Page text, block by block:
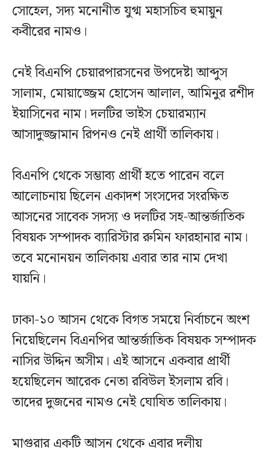
সোহেল, সদ্য মনোনীত যুগ্ম মহাসচিব হুমায়ুন
কবীরের নামও।
নেই বিএনপি চেয়ারপারসনের উপদেষ্টা আব্দুস
সালাম, মোয়াজ্জেম হোসেন আলাল, আমিনুর রশীদ
ইয়াসিনের নাম। দলটির ভাইস চেয়ারম্যান
আসাদুজ্জামান রিপনও নেই প্রার্থী তালিকায়।
বিএনপি থেকে সম্ভাব্য প্রার্থী হতে পারেন বলে
আলোচনায় ছিলেন একাদশ সংসদের সংরক্ষিত
আসনের সাবেক সদস্য ও দলটির সহ-আন্তর্জাতিক
বিষয়ক সম্পাদক ব্যারিস্টার রুমিন ফারহানার নাম।
তবে মনোনয়ন তালিকায় এবার তার নাম দেখা
যায়নি।
ঢাকা-১০ আসন থেকে বিগত সময়ে নির্বাচনে অংশ
নিয়েছিলেন বিএনপির আন্তর্জাতিক বিষয়ক সম্পাদক
নাসির উদ্দিন অসীম। এই আসনে একবার প্রার্থী
হয়েছিলেন আরেক নেতা রবিউল ইসলাম রবি।
তাদের দুজনের নামও নেই ঘোষিত তালিকায়।
মাগুরার একটি আসন থেকে এবার দলীয়